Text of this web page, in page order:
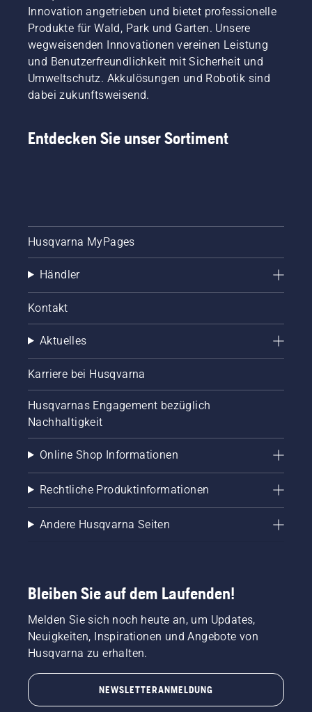
Innovation angetrieben und bietet professionelle
Produkte für Wald, Park und Garten. Unsere
wegweisenden Innovationen vereinen Leistung
und Benutzerfreundlichkeit mit Sicherheit und
Umweltschutz. Akkulösungen und Robotik sind
dabei zukunftsweisend.
Entdecken Sie unser Sortiment
Husqvarna MyPages
Händler
Kontakt
Aktuelles
Karriere bei Husqvarna
Husqvarnas Engagement bezüglich
Nachhaltigkeit
Online Shop Informationen
Rechtliche Produktinformationen
Andere Husqvarna Seiten
Bleiben Sie auf dem Laufenden!
Melden Sie sich noch heute an, um Updates,
Neuigkeiten, Inspirationen und Angebote von
Husqvarna zu erhalten.
NEWSLETTERANMELDUNG